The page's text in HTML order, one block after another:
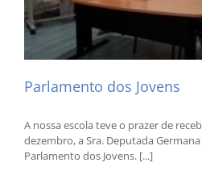
Parlamento dos Jovens
A nossa escola teve o prazer de
dezembro, a Sra. Deputada
Parlamento dos Jovens. [...]